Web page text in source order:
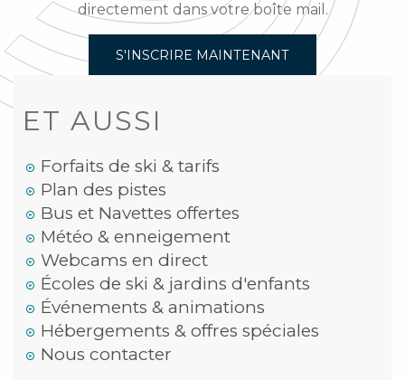
directement dans votre boîte mail.
S'INSCRIRE MAINTENANT
ET AUSSI
Forfaits de ski & tarifs
Plan des pistes
Bus et Navettes offertes
Météo & enneigement
Webcams en direct
Écoles de ski & jardins d'enfants
Événements & animations
Hébergements & offres spéciales
Nous contacter